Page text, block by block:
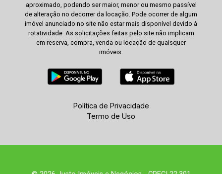
aproximado, podendo ser maior, menor ou mesmo passível
de alteração no decorrer da locação. Pode ocorrer de algum
imóvel anunciado no site não estar mais disponível devido à
rotatividade. As solicitações feitas pelo site não implicam
em reserva, compra, venda ou locação de quaisquer
imóveis.
Política de Privacidade
Termo de Uso